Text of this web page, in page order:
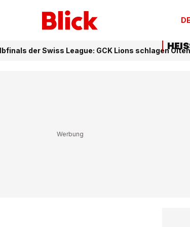
DE
der Swiss League: GCK Lions schlagen